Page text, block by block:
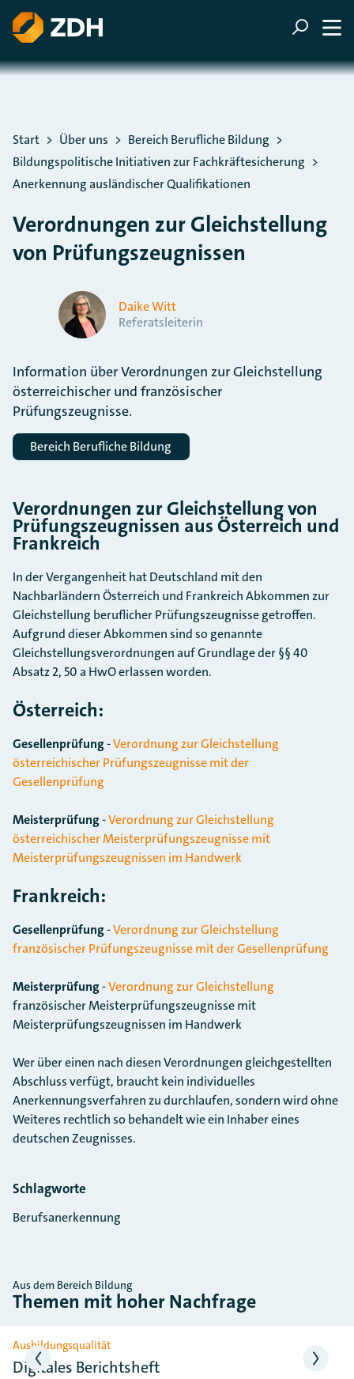
ZUM HAUPTINHALT SPRINGEN
ZUR SUCHE SPRINGEN
Sie befinden sich hier:
Start Über uns
Bereich Berufliche Bildung
Bildungspolitische Initiativen zur Fachkräftesicherung
Anerkennung ausländischer Qualifikationen
Verordnungen zur Gleichstellung
von Prüfungszeugnissen
Daike Witt
Referatsleiterin
Information über Verordnungen zur Gleichstellung
österreichischer und französischer
Prüfungszeugnisse.
Bereich Berufliche Bildung
Verordnungen zur Gleichstellung von
Prüfungszeugnissen aus Österreich und
Frankreich
In der Vergangenheit hat Deutschland mit den
Nachbarländern Österreich und Frankreich Abkommen zur
Gleichstellung beruflicher Prüfungszeugnisse getroffen.
Aufgrund dieser Abkommen sind so genannte
Gleichstellungsverordnungen auf Grundlage der §§ 40
Absatz 2, 50 a HwO erlassen worden.
Österreich:
Gesellenprüfung-Verordnung zur Gleichstellung
österreichischer Prüfungszeugnisse mit der
Gesellenprüfung
Meisterprüfung-Verordnung zur Gleichstellung
österreichischer Meisterprüfungszeugnisse mit
Meisterprüfungszeugnissen im Handwerk
Frankreich:
Gesellenprüfung-Verordnung zur Gleichstellung
französischer Prüfungszeugnisse mit der Gesellenprüfung
Meisterprüfung-Verordnung zur Gleichstellung
französischer Meisterprüfungszeugnisse mit
Meisterprüfungszeugnissen im Handwerk
Wer über einen nach diesen Verordnungen gleichgestellten
Abschluss verfügt, braucht kein individuelles
Anerkennungsverfahren zu durchlaufen, sondern wird ohne
Weiteres rechtlich so behandelt wie ein Inhaber eines
deutschen Zeugnisses.
Schlagworte
Berufsanerkennung
Aus dem Bereich Bildung
Themen mit hoher Nachfrage
Slider überspringen
Ausbildungsqualität
Digitales Berichtsheft